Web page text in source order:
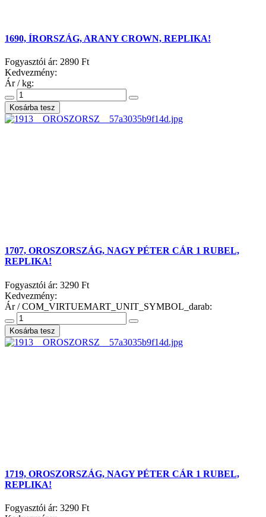
1690, ÍRORSZÁG, ARANY CROWN, REPLIKA!
Fogyasztói ár: 2890 Ft
Kedvezmény:
Ár / kg:
1707, OROSZORSZÁG, NAGY PÉTER CÁR 1 RUBEL,
REPLIKA!
Fogyasztói ár: 3290 Ft
Kedvezmény:
Ár / COM_VIRTUEMART_UNIT_SYMBOL_darab:
1719, OROSZORSZÁG, NAGY PÉTER CÁR 1 RUBEL,
REPLIKA!
Fogyasztói ár: 3290 Ft